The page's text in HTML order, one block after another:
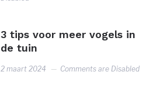
3 tips voor meer vogels in
de tuin
2 maart 2024 Comments are Disabled